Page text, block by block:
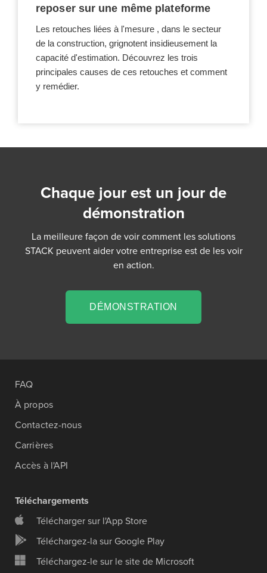
reposer sur une même plateforme
Les retouches liées à l'mesure , dans le secteur
de la construction, grignotent insidieusement la
capacité d'estimation. Découvrez les trois
principales causes de ces retouches et comment
y remédier.
Chaque jour est un jour de
démonstration
La meilleure façon de voir comment les solutions
STACK peuvent aider votre entreprise est de les voir
en action.
DÉMONSTRATION
FAQ
À propos
Contactez-nous
Carrières
Accès à l'API
Téléchargements
Télécharger sur l'App Store
Téléchargez-la sur Google Play
Téléchargez-le sur le site de Microsoft